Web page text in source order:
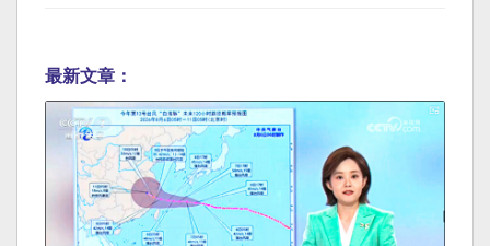
最新文章：